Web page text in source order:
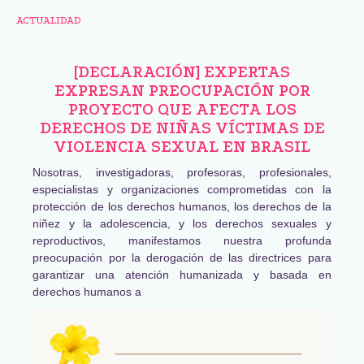
ACTUALIDAD
[DECLARACIÓN] EXPERTAS
EXPRESAN PREOCUPACIÓN POR
PROYECTO QUE AFECTA LOS
DERECHOS DE NIÑAS VÍCTIMAS DE
VIOLENCIA SEXUAL EN BRASIL
Nosotras, investigadoras, profesoras, profesionales,
especialistas y organizaciones comprometidas con la
protección de los derechos humanos, los derechos de la
niñez y la adolescencia, y los derechos sexuales y
reproductivos, manifestamos nuestra profunda
preocupación por la derogación de las directrices para
garantizar una atención humanizada y basada en
derechos humanos a